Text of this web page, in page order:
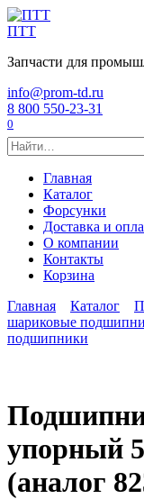
Перейти
к
ПТТ
Запчасти для
info@prom-td.ru
8 800 550-23-31
0
Search
for:
Главная
Каталог
Форсунки
Доставка и
О компании
Контакты
Корзина
Главная
Каталог
шариковые
подшипники
упорный
(аналог